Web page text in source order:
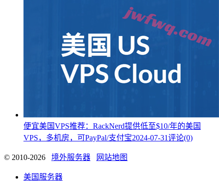
便宜美国VPS推荐：RackNerd提供低至$10/年的美国
VPS，多机房，可PayPal/支付宝2024-07-31评论(0)
© 2010-2026 境外服务器 网站地图
美国服务器